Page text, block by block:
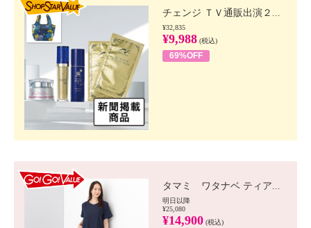
チェンジ ＴＶ通販出演２...
¥32,835
¥9,988 (税込)
69%OFF
タマミ ワタナベ ティア...
明日以降
¥25,080
¥14,900 (税込)